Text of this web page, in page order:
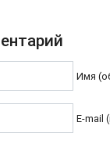
Имя
E-mail